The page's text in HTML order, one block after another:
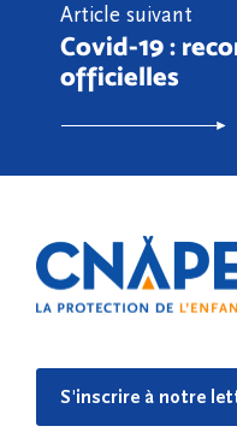
Article suivant
Covid-19 :
officielles
S'inscrire à notre